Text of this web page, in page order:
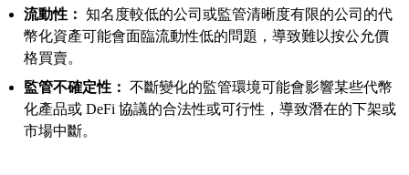
流動性： 知名度較低的公司或監管清晰度有限的公司的代
幣化資產可能會面臨流動性低的問題，導致難以按公允價
格買賣。
監管不確定性： 不斷變化的監管環境可能會影響某些代幣
化產品或 DeFi 協議的合法性或可行性，導致潛在的下架或
市場中斷。